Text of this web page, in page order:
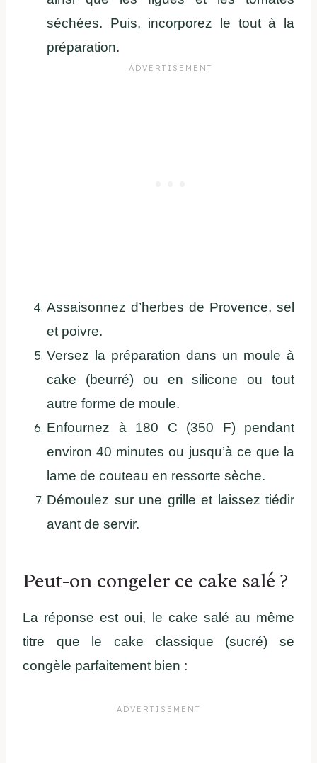
séchées. Puis, incorporez le tout à la
préparation.
Assaisonnez d’herbes de Provence, sel
et poivre.
Versez la préparation dans un moule à
cake (beurré) ou en silicone ou tout
autre forme de moule.
Enfournez à 180 C (350 F) pendant
environ 40 minutes ou jusqu’à ce que la
lame de couteau en ressorte sèche.
Démoulez sur une grille et laissez tiédir
avant de servir.
Peut-on congeler ce cake salé ?
La réponse est oui, le cake salé au même
titre que le cake classique (sucré) se
congèle parfaitement bien :